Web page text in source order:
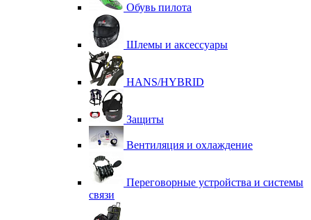
Обувь пилота
Шлемы и аксессуары
HANS/HYBRID
Защиты
Вентиляция и охлаждение
Переговорные устройства и системы
связи